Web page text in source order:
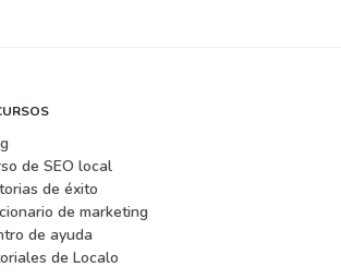
de SEO local
de éxito
de marketing
de ayuda
de Localo